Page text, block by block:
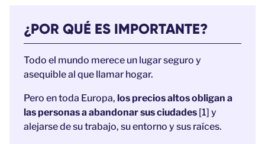
¿POR QUÉ ES IMPORTANTE?
Todo el mundo merece un lugar seguro y
asequible al que llamar hogar.
Pero en toda Europa, los precios altos obligan a
las personas a abandonar sus ciudades [1] y
alejarse de su trabajo, su entorno y sus raíces.